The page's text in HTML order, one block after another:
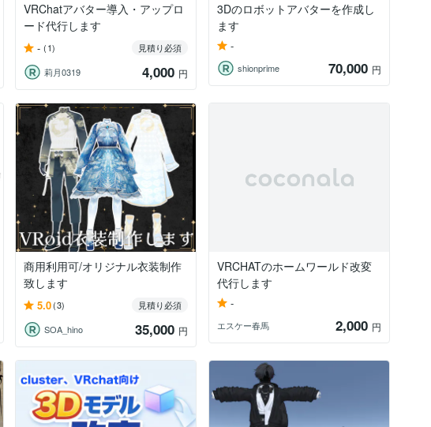
VRChatアバター導入・アップロ
ード代行します
- (1)
見積り必須
莉月0319
4,000 円
3Dのロボットアバターを作成し
ます
-
shionprime 70,000 円
商用利用可/オリジナル衣装制作
致します
5.0(3)
見積り必須
SOA_hino
35,000 円
VRCHATのホームワールド改変
代行します
-
エスケー春馬 2,000 円